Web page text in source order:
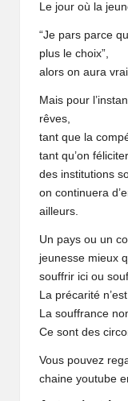
Le jour où la
“Je pars parce
plus le choix”,
alors on aura
Mais pour
rêves,
tant que la
tant qu’on
des institutions
on continuera
ailleurs.
Un pays ou un
jeunesse mieux
souffrir ici ou
La précarité
La souffrance
Ce sont des
Vous pouvez
chaine youtube